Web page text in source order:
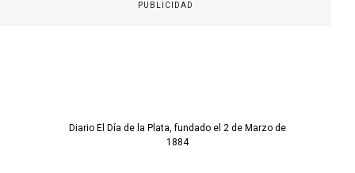
PUBLICIDAD
Diario El Día de la Plata, fundado el 2 de Marzo de
1884